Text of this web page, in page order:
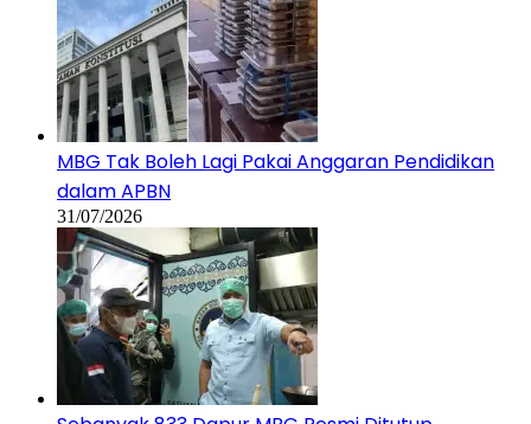
MBG Tak Boleh Lagi Pakai Anggaran Pendidikan
dalam APBN
31/07/2026